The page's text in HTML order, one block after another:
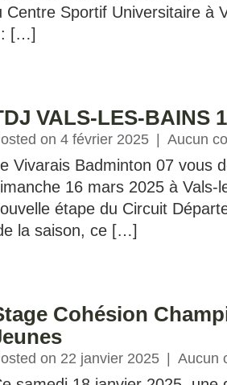
Centre Sportif Universitaire à
: […]
VALS-LES-BAINS
on 4 février 2025 Aucun
Vivarais Badminton 07 vous
16 mars 2025 à Vals-
étape du Circuit
la saison, ce […]
Cohésion
on 22 janvier 2025 Aucun